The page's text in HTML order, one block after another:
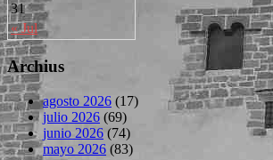
« Jul
31
Archius
agosto 2026 (17)
julio 2026 (69)
junio 2026 (74)
mayo 2026 (83)